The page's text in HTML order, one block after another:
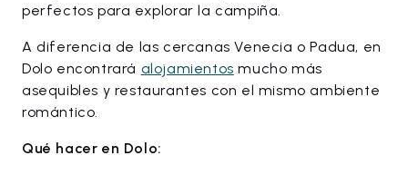
perfectos para explorar la campiña.
A diferencia de las cercanas Venecia o Padua, en
Dolo encontrará alojamientos mucho más
asequibles y restaurantes con el mismo ambiente
romántico.
Qué hacer en Dolo: